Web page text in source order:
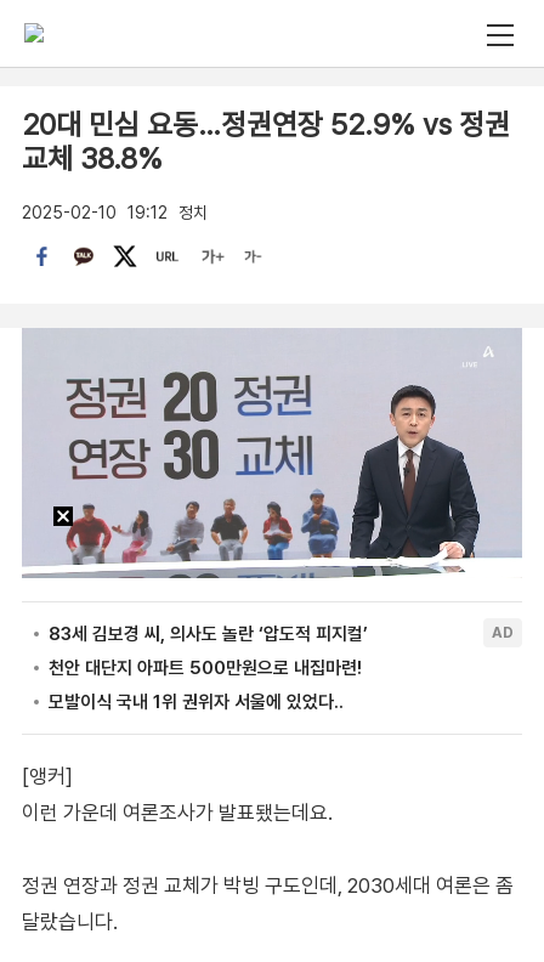
20대 민심 요동…정권연장 52.9% vs 정권
교체 38.8%
2025-02-10 19:12 정치
[앵커]
이런 가운데 여론조사가 발표됐는데요.
정권 연장과 정권 교체가 박빙 구도인데, 2030세대 여론은 좀
달랐습니다.